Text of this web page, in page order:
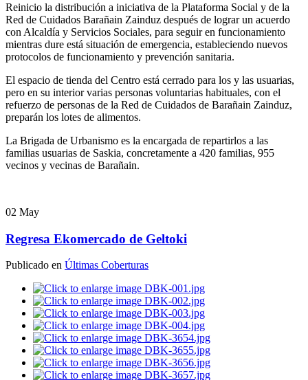
Reinicio la distribución a iniciativa de la Plataforma Social y de la
Red de Cuidados Barañain Zainduz después de lograr un acuerdo
con Alcaldía y Servicios Sociales, para seguir en funcionamiento
mientras dure está situación de emergencia, estableciendo nuevos
protocolos de funcionamiento y prevención sanitaria.
El espacio de tienda del Centro está cerrado para los y las usuarias,
pero en su interior varias personas voluntarias habituales, con el
refuerzo de personas de la Red de Cuidados de Barañain Zainduz,
preparán los lotes de alimentos.
La Brigada de Urbanismo es la encargada de repartirlos a las
familias usuarias de Saskia, concretamente a 420 familias, 955
vecinos y vecinas de Barañain.
02 May
Regresa Ekomercado de Geltoki
Publicado en Últimas Coberturas